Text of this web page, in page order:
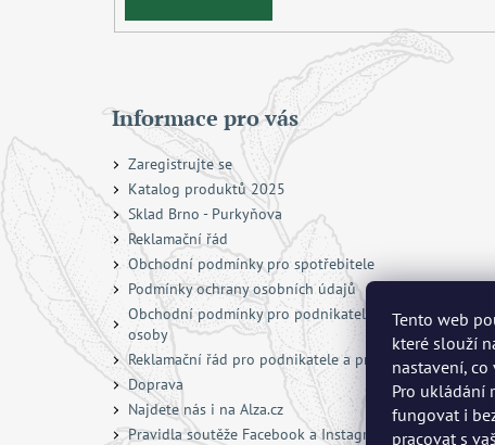
Tento web
které slouží
nastavení,
Pro ukládání
fungovat i
pracovat s
Informace pro vás
Zaregistrujte se
Katalog produktů 2025
Sklad Brno - Purkyňova
Reklamační řád
Obchodní podmínky pro spotřebitele
Podmínky ochrany osobních údajů
Obchodní podmínky pro podnikatele a právnické
osoby
Reklamační řád pro podnikatele a právnické osoby
Doprava
Najdete nás i na Alza.cz
Pravidla soutěže Facebook a Instagram